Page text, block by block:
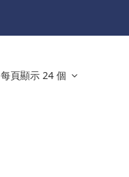
每頁顯示 24 個